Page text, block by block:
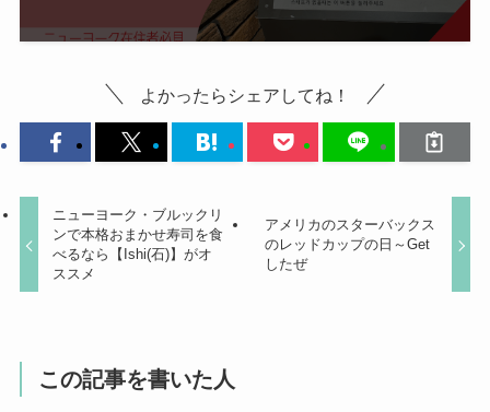
よかったらシェアしてね！
ニューヨーク・ブルックリ
ンで本格おまかせ寿司を食
べるなら【Ishi(石)】がオ
ススメ
アメリカのスターバックス
のレッドカップの日～Get
したぜ
この記事を書いた人